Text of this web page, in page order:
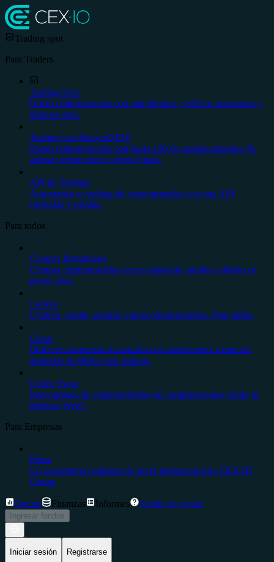
Trading spot
Para Traders
Trading Spot
Opera criptomonedas con alta liquidez, gráficos avanzados y
órdenes stop.
Trading con MargenNEW
Opera criptomonedas con hasta x20 de apalancamiento. Se
aplican restricciones según el país.
API de Trading
Automatiza tu trading de criptomonedas con una API
confiable y estable.
Para todos
Compra Instantánea
Compra criptomonedas con tu tarjeta de crédito o débito en
pocos clics.
Cartera
Compra, vende, guarda y gana criptomonedas. Para todos.
Ganar
Obtén recompensas mensuales por simplemente mantener
monedas elegibles para staking.
Cedex Swap
Intercambios de criptomonedas sin complicaciones desde tu
billetera Web3
Para Empresas
Prime
Un ecosistema completo de nivel institucional de CEX.IO
Group.
Operar Finanzas Informes Centro de ayuda
Ingresar fondos
Iniciar sesión Registrarse